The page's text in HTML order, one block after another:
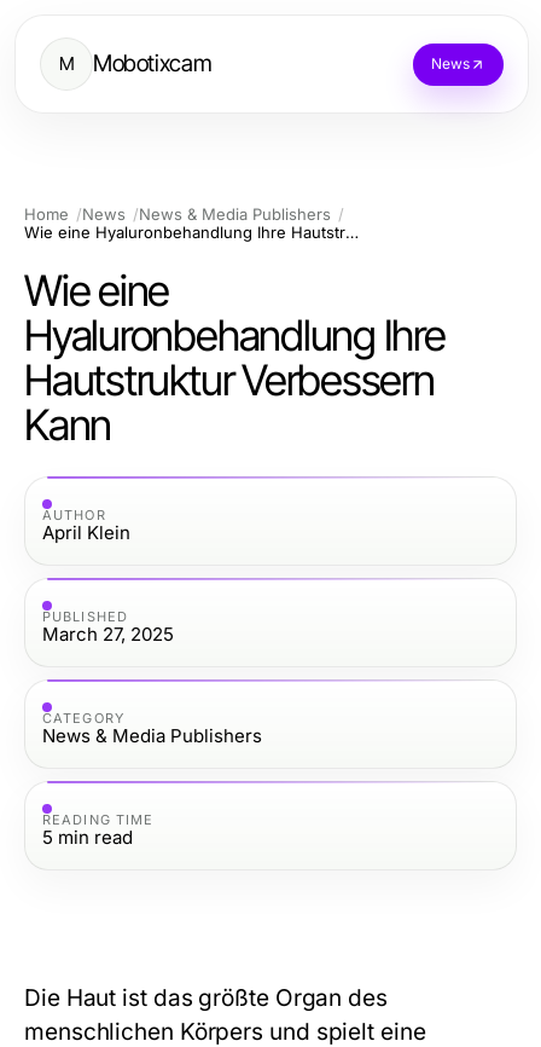
M Mobotixcam News
Home News
News & Media Publishers
Wie eine Hyaluronbehandlung Ihre Hautstruktur Verbessern Kann
Wie eine
Hyaluronbehandlung Ihre
Hautstruktur Verbessern
Kann
AUTHOR
April Klein
PUBLISHED
March 27, 2025
CATEGORY
News & Media Publishers
READING TIME
5 min read
Die Haut ist das größte Organ des
menschlichen Körpers und spielt eine